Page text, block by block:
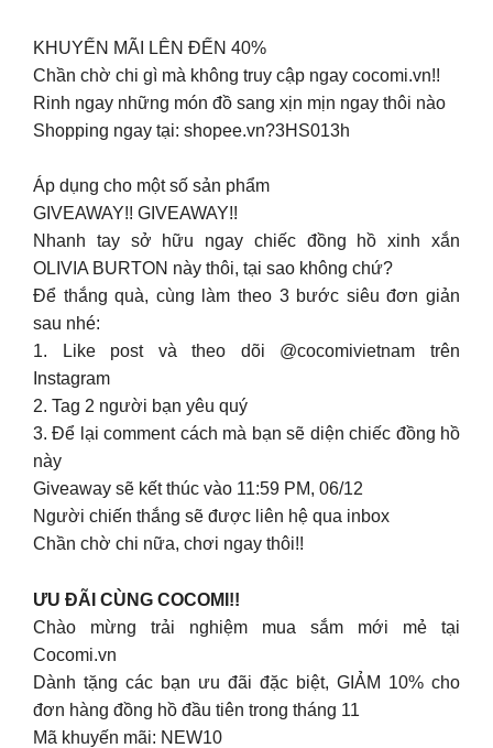
KHUYẾN MÃI LÊN ĐẾN 40%
Chần chờ chi gì mà không truy cập ngay cocomi.vn!!
Rinh ngay những món đồ sang xịn mịn ngay thôi nào
Shopping ngay tại: shopee.vn?3HS013h
Áp dụng cho một số sản phẩm
GIVEAWAY!! GIVEAWAY!!
Nhanh tay sở hữu ngay chiếc đồng hồ xinh xắn
OLIVIA BURTON này thôi, tại sao không chứ?
Để thắng quà, cùng làm theo 3 bước siêu đơn giản
sau nhé:
1. Like post và theo dõi @cocomivietnam trên
Instagram
2. Tag 2 người bạn yêu quý
3. Để lại comment cách mà bạn sẽ diện chiếc đồng hồ
này
Giveaway sẽ kết thúc vào 11:59 PM, 06/12
Người chiến thắng sẽ được liên hệ qua inbox
Chần chờ chi nữa, chơi ngay thôi!!
ƯU ĐÃI CÙNG COCOMI!!
Chào mừng trải nghiệm mua sắm mới mẻ tại
Cocomi.vn
Dành tặng các bạn ưu đãi đặc biệt, GIẢM 10% cho
đơn hàng đồng hồ đầu tiên trong tháng 11
Mã khuyến mãi: NEW10